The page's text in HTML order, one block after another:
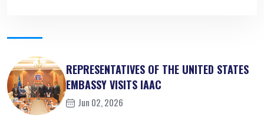
REPRESENTATIVES OF THE UNITED STATES
EMBASSY VISITS IAAC
Jun 02, 2026